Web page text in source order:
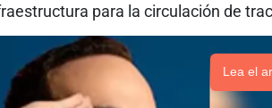
para la circulación de
Lea el